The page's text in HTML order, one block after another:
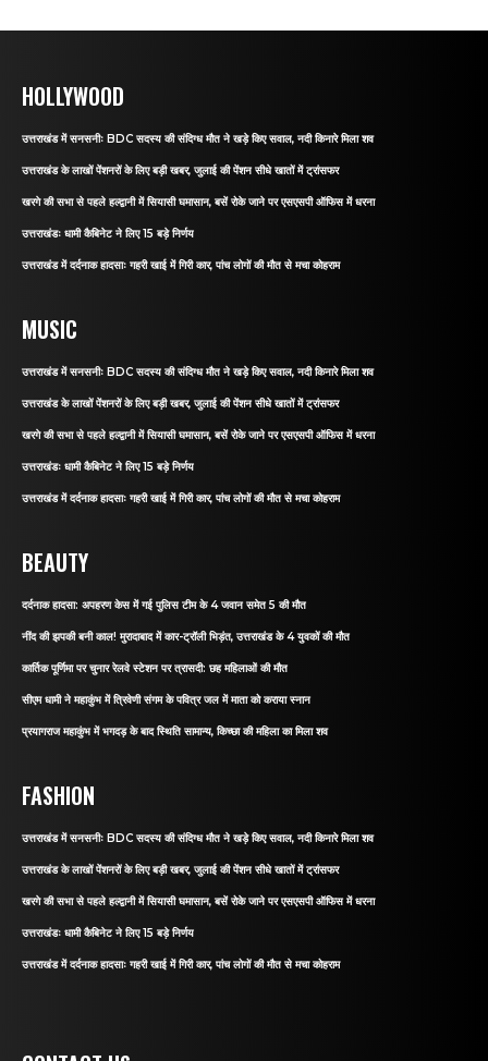
HOLLYWOOD
उत्तराखंड में सनसनीः BDC सदस्य की संदिग्ध मौत ने खड़े किए सवाल, नदी किनारे मिला शव
उत्तराखंड के लाखों पेंशनरों के लिए बड़ी खबर, जुलाई की पेंशन सीधे खातों में ट्रांसफर
खरगे की सभा से पहले हल्द्वानी में सियासी घमासान, बसें रोके जाने पर एसएसपी ऑफिस में धरना
उत्तराखंडः धामी कैबिनेट ने लिए 15 बड़े निर्णय
उत्तराखंड में दर्दनाक हादसाः गहरी खाई में गिरी कार, पांच लोगों की मौत से मचा कोहराम
MUSIC
उत्तराखंड में सनसनीः BDC सदस्य की संदिग्ध मौत ने खड़े किए सवाल, नदी किनारे मिला शव
उत्तराखंड के लाखों पेंशनरों के लिए बड़ी खबर, जुलाई की पेंशन सीधे खातों में ट्रांसफर
खरगे की सभा से पहले हल्द्वानी में सियासी घमासान, बसें रोके जाने पर एसएसपी ऑफिस में धरना
उत्तराखंडः धामी कैबिनेट ने लिए 15 बड़े निर्णय
उत्तराखंड में दर्दनाक हादसाः गहरी खाई में गिरी कार, पांच लोगों की मौत से मचा कोहराम
BEAUTY
दर्दनाक हादसा: अपहरण केस में गई पुलिस टीम के 4 जवान समेत 5 की मौत
नींद की झपकी बनी काल! मुरादाबाद में कार-ट्रॉली भिड़ंत, उत्तराखंड के 4 युवकों की मौत
कार्तिक पूर्णिमा पर चुनार रेलवे स्टेशन पर त्रासदी: छह महिलाओं की मौत
सीएम धामी ने महाकुंभ में त्रिवेणी संगम के पवित्र जल में माता को कराया स्नान
प्रयागराज महाकुंभ में भगदड़ के बाद स्थिति सामान्य, किच्छा की महिला का मिला शव
FASHION
उत्तराखंड में सनसनीः BDC सदस्य की संदिग्ध मौत ने खड़े किए सवाल, नदी किनारे मिला शव
उत्तराखंड के लाखों पेंशनरों के लिए बड़ी खबर, जुलाई की पेंशन सीधे खातों में ट्रांसफर
खरगे की सभा से पहले हल्द्वानी में सियासी घमासान, बसें रोके जाने पर एसएसपी ऑफिस में धरना
उत्तराखंडः धामी कैबिनेट ने लिए 15 बड़े निर्णय
उत्तराखंड में दर्दनाक हादसाः गहरी खाई में गिरी कार, पांच लोगों की मौत से मचा कोहराम